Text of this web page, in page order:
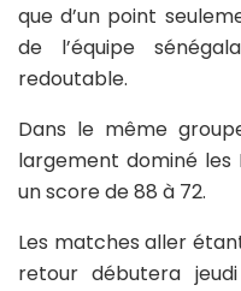
que d’un point
de l’équipe
redoutable.
Dans le même
largement dominé
un score de 88 à 72.
Les matches aller
retour débutera